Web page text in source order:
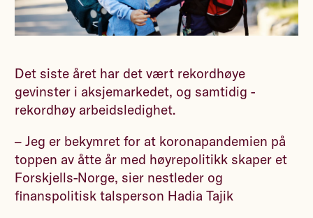
Det siste året har det vært rekordhøye
gevinster i aksjemarkedet, og samtidig -
rekordhøy arbeidsledighet.
– Jeg er bekymret for at koronapandemien på
toppen av åtte år med høyrepolitikk skaper et
Forskjells-Norge, sier nestleder og
finanspolitisk talsperson Hadia Tajik